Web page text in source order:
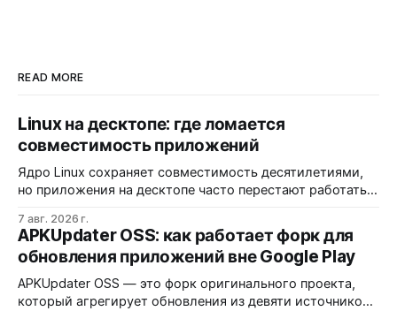
READ MORE
Linux на десктопе: где ломается
совместимость приложений
Ядро Linux сохраняет совместимость десятилетиями,
но приложения на десктопе часто перестают работать
Разработчики обвиняют GNOME и дистрибутивы в
создании искусственных барьеров, а пользователи
платят за это нестабильностью.
7 авг. 2026 г.
APKUpdater OSS: как работает форк для
обновления приложений вне Google Play
APKUpdater OSS — это форк оригинального проекта,
который агрегирует обновления из девяти источников,